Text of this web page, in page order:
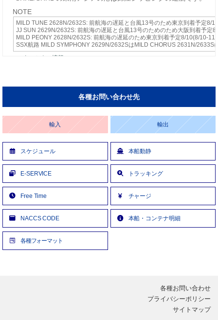
各種お問い合わせ先
輸入 輸出
スケジュール 本船動静
E-SERVICE トラッキング
Free Time チャージ
NACCS CODE 本船・コンテナ明細
各種フォーマット
各種お問い合わせ
プライバシーポリシー
サイトマップ